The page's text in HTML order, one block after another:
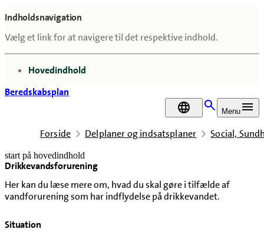
Indholdsnavigation
Vælg et link for at navigere til det respektive indhold.
gå til
Hovedindhold
Beredskabsplan
DA
Menu
Forside Delplaner og indsatsplaner Social,
start på hovedindhold
Drikkevandsforurening
Her kan du læse mere om, hvad du skal gøre i tilfælde af
vandforurening som har indflydelse på drikkevandet.
senest opdateret 2. januar 2026
Situation